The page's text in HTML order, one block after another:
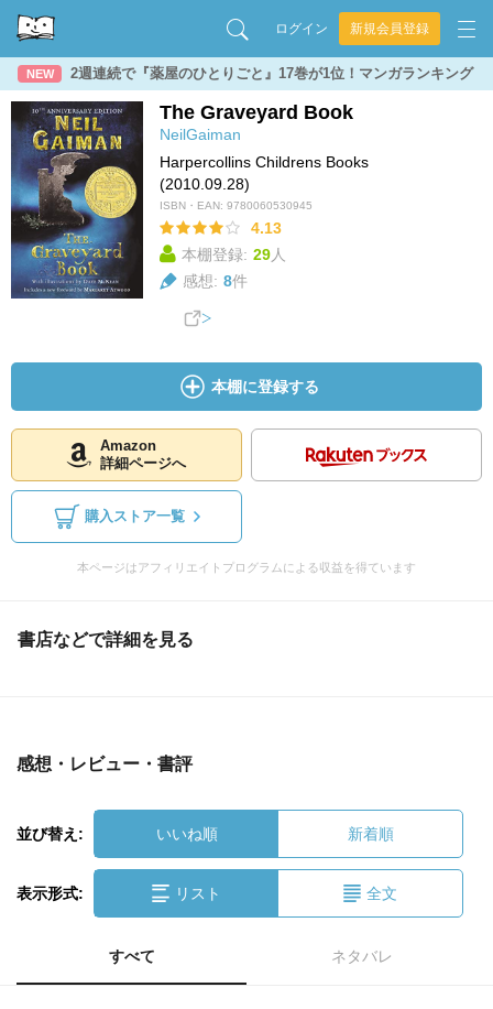
ログイン 新規会員登録
NEW 2週連続で『薬屋のひとりごと』17巻が1位！マンガランキング
The Graveyard Book
NeilGaiman
Harpercollins Childrens Books
(2010.09.28)
ISBN・EAN: 9780060530945
4.13
本棚登録: 29人
感想: 8件
本棚に登録する
Amazon
詳細ページへ
購入ストア一覧
本ページはアフィリエイトプログラムによる収益を得ています
書店などで詳細を見る
感想・レビュー・書評
並び替え: いいね順 新着順
表示形式: リスト 全文
すべて ネタバレ